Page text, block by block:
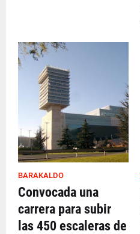
BARAKALDO
Convocada una
carrera para subir
las 450 escaleras de